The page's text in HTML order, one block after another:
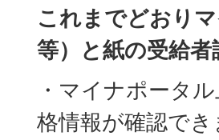
これまでどおり
等）と紙の受給
・マイナポータ
格情報が確認で